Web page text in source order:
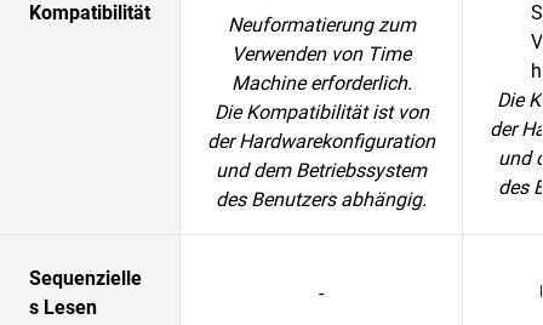
Kompatibilität
Neuformatierung zum
Verwenden von Time
Machine erforderlich.
Die Kompatibilität ist von
der Hardwarekonfiguration
und dem Betriebssystem
des Benutzers abhängig.
Die
der
und
des
Sequenzielle
s Lesen
-